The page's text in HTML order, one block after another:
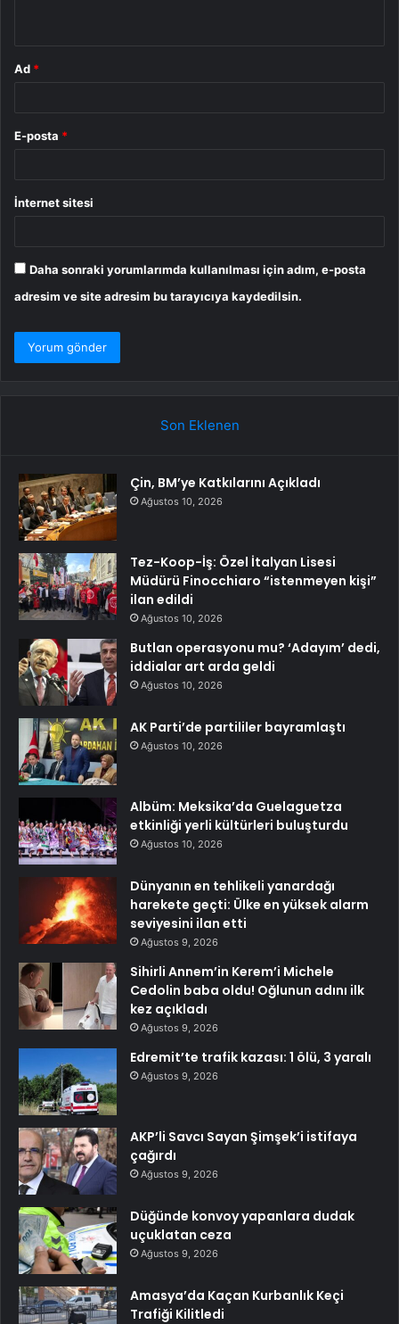
Ad *
E-posta *
İnternet sitesi
Daha sonraki yorumlarımda kullanılması için adım, e-posta
adresim ve site adresim bu tarayıcıya kaydedilsin.
Son Eklenen
Çin, BM’ye Katkılarını Açıkladı
Ağustos 10, 2026
Tez-Koop-İş: Özel İtalyan Lisesi
Müdürü Finocchiaro “istenmeyen kişi”
ilan edildi
Ağustos 10, 2026
Butlan operasyonu mu? ‘Adayım’ dedi,
iddialar art arda geldi
Ağustos 10, 2026
AK Parti’de partililer bayramlaştı
Ağustos 10, 2026
Albüm: Meksika’da Guelaguetza
etkinliği yerli kültürleri buluşturdu
Ağustos 10, 2026
Dünyanın en tehlikeli yanardağı
harekete geçti: Ülke en yüksek alarm
seviyesini ilan etti
Ağustos 9, 2026
Sihirli Annem’in Kerem’i Michele
Cedolin baba oldu! Oğlunun adını ilk
kez açıkladı
Ağustos 9, 2026
Edremit’te trafik kazası: 1 ölü, 3 yaralı
Ağustos 9, 2026
AKP’li Savcı Sayan Şimşek’i istifaya
çağırdı
Ağustos 9, 2026
Düğünde konvoy yapanlara dudak
uçuklatan ceza
Ağustos 9, 2026
Amasya’da Kaçan Kurbanlık Keçi
Trafiği Kilitledi